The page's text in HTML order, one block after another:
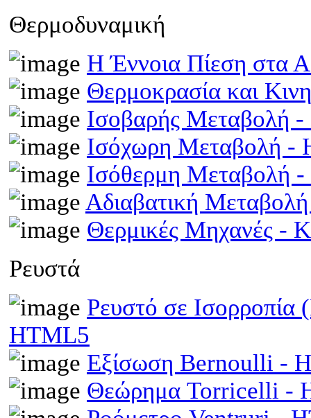
Θερμοδυναμική
Η Έννοια Πίεση στα
Θερμοκρασία και
Ισοβαρής Μεταβολή
Ισόχωρη Μεταβολή -
Ισόθερμη Μεταβολή
Αδιαβατική
Θερμικές Μηχανές -
Ρευστά
Ρευστό σε Ισορροπία
HTML5
Εξίσωση Bernoulli -
Θεώρημα Torricelli -